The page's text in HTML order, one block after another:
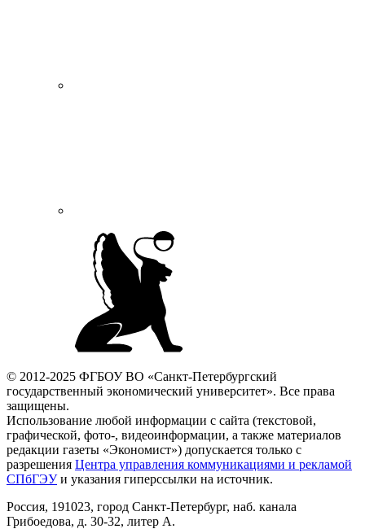
© 2012-2025 ФГБОУ ВО «Санкт-Петербургский
государственный экономический университет». Все права
защищены.
Использование любой информации с сайта (текстовой,
графической, фото-, видеоинформации, а также материалов
редакции газеты «Экономист») допускается только с
разрешения Центра управления коммуникациями и рекламой
СПбГЭУи указания гиперссылки на источник.
Россия, 191023, город Санкт-Петербург, наб. канала
Грибоедова, д. 30-32, литер А.